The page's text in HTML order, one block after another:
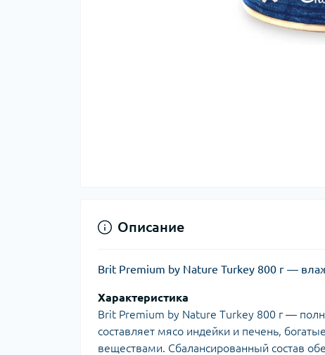
Описание
Brit Premium by Nature Turkey 800 г —
Характеристика
Brit Premium by Nature Turkey 800 г —
составляет мясо индейки и печень,
веществами. Сбалансированный состав